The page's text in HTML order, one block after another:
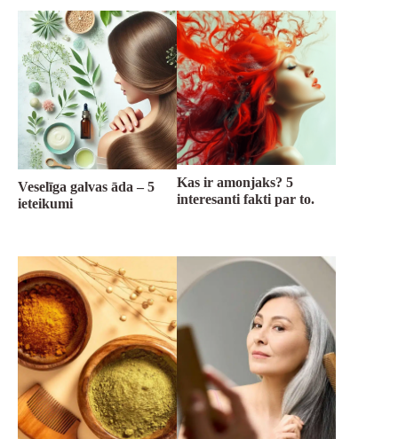
Veselīga galvas āda – 5
ieteikumi
Kas ir amonjaks? 5
interesanti fakti par to.